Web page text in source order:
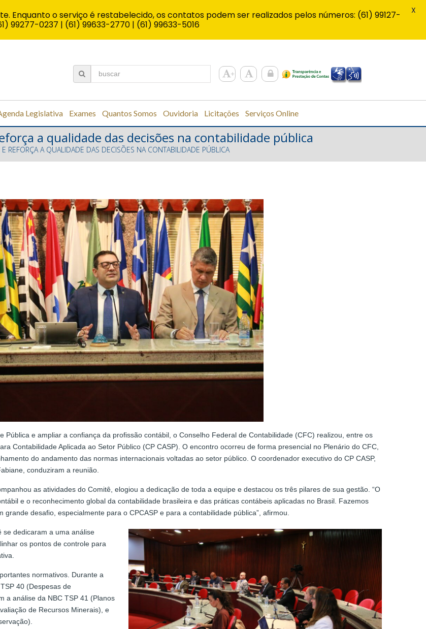
Legislativa Exames Quantos Somos Ouvidoria Licitações Serviços Online
a qualidade das decisões na contabilidade pública
REFORÇA A QUALIDADE DAS DECISÕES NA CONTABILIDADE PÚBLICA
Pública e ampliar a confiança da profissão contábil, o Conselho Federal de Contabilidade (CFC) realizou, entre os
Contabilidade Aplicada ao Setor Público (CP CASP). O encontro ocorreu de forma presencial no Plenário do CFC,
do andamento das normas internacionais voltadas ao setor público. O coordenador executivo do CP CASP,
conduziram a reunião.
as atividades do Comitê, elogiou a dedicação de toda a equipe e destacou os três pilares de sua gestão. “O
e o reconhecimento global da contabilidade brasileira e das práticas contábeis aplicadas no Brasil. Fazemos
desafio, especialmente para o CPCASP e para a contabilidade pública”, afirmou.
se dedicaram a uma análise
os pontos de controle para
normativos. Durante a
40 (Despesas de
a análise da NBC TSP 41 (Planos
de Recursos Minerais), e
o serviço é restabelecido, os contatos podem ser realizados pelos números: (61) 99127-
99277-0237 | (61) 99633-2770 | (61) 99633-5016
X